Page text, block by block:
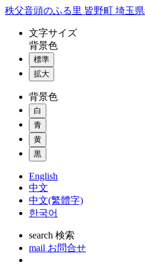
コ
秩父音頭のふる里 皆野町 埼玉
文字サイズ
背景色
標準
拡大
背景色
白
青
黄
黒
English
中文
中文(繁體字)
한국어
search 検索
mail お問合せ